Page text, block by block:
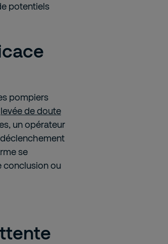
potentiels
pompiers
levée de doute
un opérateur
se
conclusion ou